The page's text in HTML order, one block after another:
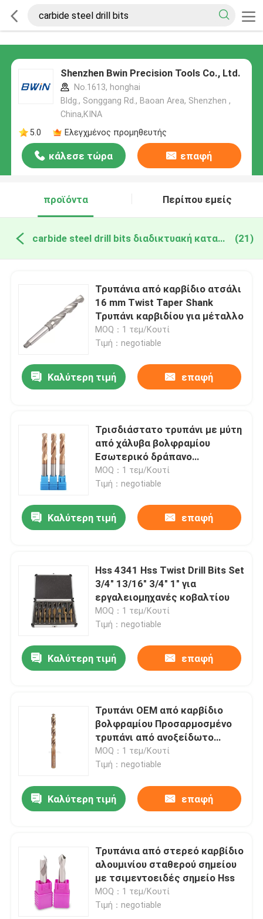
Shenzhen Bwin Precision Tools Co., Ltd.
No.1613, honghai
Bldg., Songgang Rd., Baoan Area, Shenzhen ,
China,ΚΙΝΑ
5.0
Ελεγχμένος προμηθευτής
κάλεσε τώρα επαφή
προϊόντα Περίπου εμείς
carbide steel drill bits διαδικτυακή κατασκευή (21)
Τρυπάνια από καρβίδιο ατσάλι
16 mm Twist Taper Shank
Τρυπάνι καρβιδίου για μέταλλο
MOQ：1 τεμ/Κουτί
Τιμή：negotiable
Καλύτερη τιμή επαφή
Τρισδιάστατο τρυπάνι με μύτη
από χάλυβα βολφραμίου
Εσωτερικό δράπανο
περιστρεφόμενου στερεού
καρβιδίου
MOQ：1 τεμ/Κουτί
Τιμή：negotiable
Καλύτερη τιμή επαφή
Hss 4341 Hss Twist Drill Bits Set
3/4" 13/16" 3/4" 1" για
εργαλειομηχανές κοβαλτίου
MOQ：1 τεμ/Κουτί
Τιμή：negotiable
Καλύτερη τιμή επαφή
Τρυπάνι OEM από καρβίδιο
βολφραμίου Προσαρμοσμένο
τρυπάνι από ανοξείδωτο
χάλυβα A10 8 mm
MOQ：1 τεμ/Κουτί
Τιμή：negotiable
Καλύτερη τιμή επαφή
Τρυπάνια από στερεό καρβίδιο
αλουμινίου σταθερού σημείου
με τσιμεντοειδές σημείο Hss
MOQ：1 τεμ/Κουτί
Τιμή：negotiable